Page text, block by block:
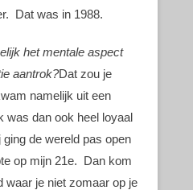
Dat was in 1988.
het mentale aspect
aantrok?Dat zou je
namelijk uit een
was dan ook heel loyaal
de wereld pas open
op mijn 21e. Dan kom
waar je niet zomaar op je